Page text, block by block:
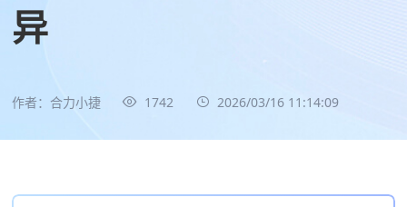
异
作者：合力小捷 1742 2026/03/16 11:14:09